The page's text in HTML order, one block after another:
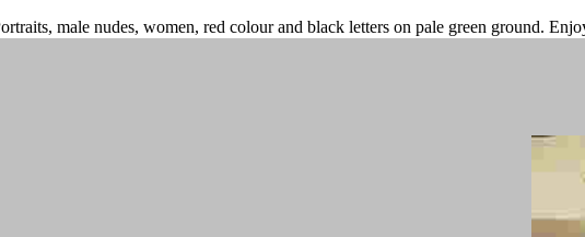
male nudes, women, red colour and black letters on pale green ground.